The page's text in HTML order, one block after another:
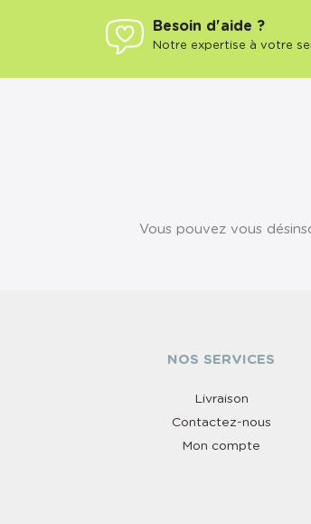
Besoin d'aide ?
Notre expertise à votre
Vous pouvez vous
NOS SERVICES
Livraison
Contactez-nous
Mon compte